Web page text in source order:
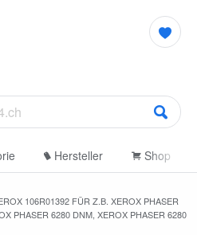
Hersteller Shop
106R01392 FÜR Z.B. XEROX PHASER
PHASER 6280 DNM, XEROX PHASER 6280